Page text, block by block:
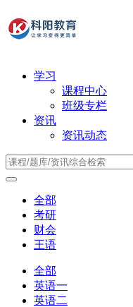
学习
课程中心
班级专栏
资讯
资讯动态
全部
考研
财会
王语
全部
英语一
英语二